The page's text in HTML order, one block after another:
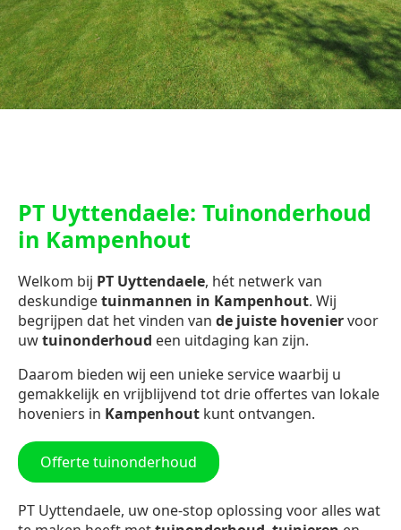
PT Uyttendaele: Tuinonderhoud
in Kampenhout
Welkom bij PT Uyttendaele, hét netwerk van
deskundigetuinmannen in Kampenhout. Wij
begrijpen dat het vinden van de juiste hoveniervoor
uwtuinonderhoud een uitdaging kan zijn.
Daarom bieden wij een unieke service waarbij u
gemakkelijk en vrijblijvend tot drie offertes van lokale
hoveniers in Kampenhout kunt ontvangen.
Offerte tuinonderhoud
PT Uyttendaele, uw one-stop oplossing voor alles wat